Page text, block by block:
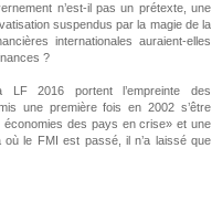
n’est-il pas un prétexte, une
suspendus par la magie de la
internationales auraient-elles
?
LF 2016 portent l’empreinte des
une première fois en 2002 s’être
économies des pays en crise» et une
le FMI est passé, il n’a laissé que